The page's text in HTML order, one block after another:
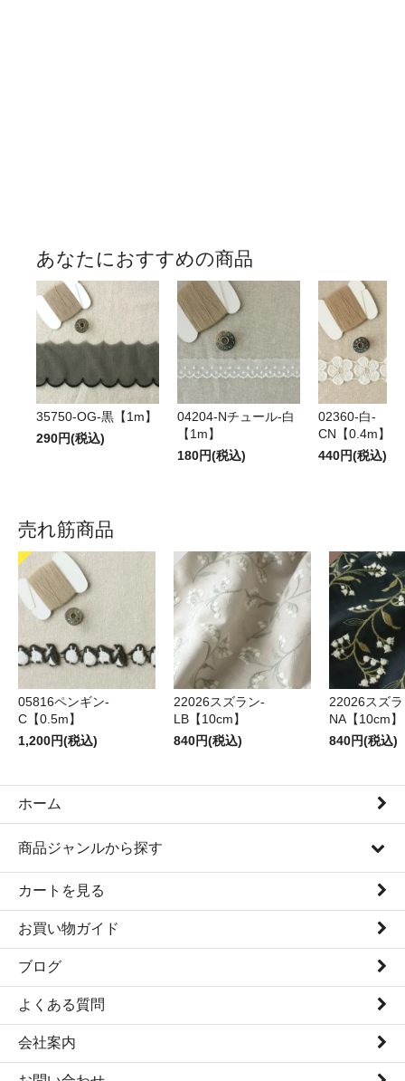
あなたにおすすめの商品
35750-OG-黒【1m】
290円(税込)
04204-Nチュール-白
【1m】
180円(税込)
02360-白-
CN【0.4m】
440円(税込)
売れ筋商品
05816ペンギン-
C【0.5m】
1,200円(税込)
22026スズラン-
LB【10cm】
840円(税込)
22026スズ
NA【10cm】
840円(税込)
ホーム
商品ジャンルから探す
カートを見る
お買い物ガイド
ブログ
よくある質問
会社案内